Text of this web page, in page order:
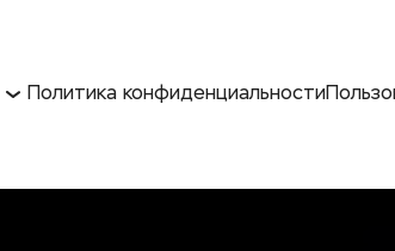
Политика конфиденциальности